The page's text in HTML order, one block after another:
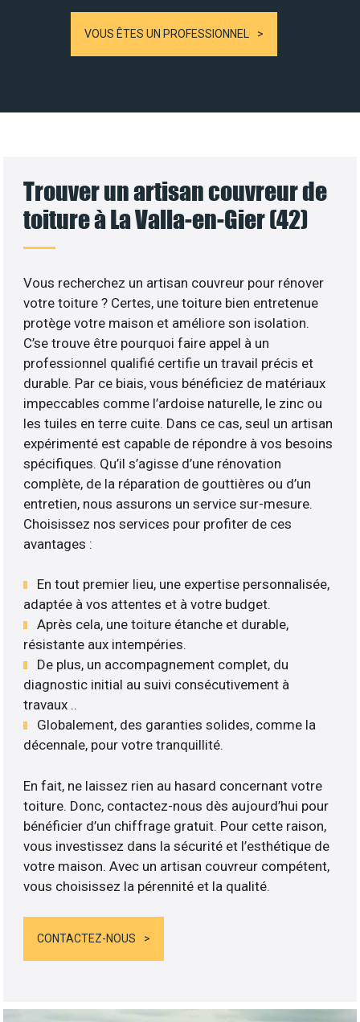
VOUS ÊTES UN PROFESSIONNEL
Trouver un artisan couvreur de
toiture à La Valla-en-Gier (42)
Vous recherchez un artisan couvreur pour rénover
votre toiture ? Certes, une toiture bien entretenue
protège votre maison et améliore son isolation.
C’se trouve être pourquoi faire appel à un
professionnel qualifié certifie un travail précis et
durable. Par ce biais, vous bénéficiez de matériaux
impeccables comme l’ardoise naturelle, le zinc ou
les tuiles en terre cuite. Dans ce cas, seul un artisan
expérimenté est capable de répondre à vos besoins
spécifiques. Qu’il s’agisse d’une rénovation
complète, de la réparation de gouttières ou d’un
entretien, nous assurons un service sur-mesure.
Choisissez nos services pour profiter de ces
avantages :
En tout premier lieu, une expertise personnalisée,
adaptée à vos attentes et à votre budget.
Après cela, une toiture étanche et durable,
résistante aux intempéries.
De plus, un accompagnement complet, du
diagnostic initial au suivi consécutivement à
travaux ..
Globalement, des garanties solides, comme la
décennale, pour votre tranquillité.
En fait, ne laissez rien au hasard concernant votre
toiture. Donc, contactez-nous dès aujourd’hui pour
bénéficier d’un chiffrage gratuit. Pour cette raison,
vous investissez dans la sécurité et l’esthétique de
votre maison. Avec un artisan couvreur compétent,
vous choisissez la pérennité et la qualité.
CONTACTEZ-NOUS